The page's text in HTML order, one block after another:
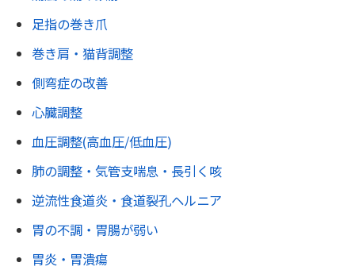
足指の巻き爪
巻き肩・猫背調整
側弯症の改善
心臓調整
血圧調整(高血圧/低血圧)
肺の調整・気管支喘息・長引く咳
逆流性食道炎・食道裂孔ヘルニア
胃の不調・胃腸が弱い
胃炎・胃潰瘍